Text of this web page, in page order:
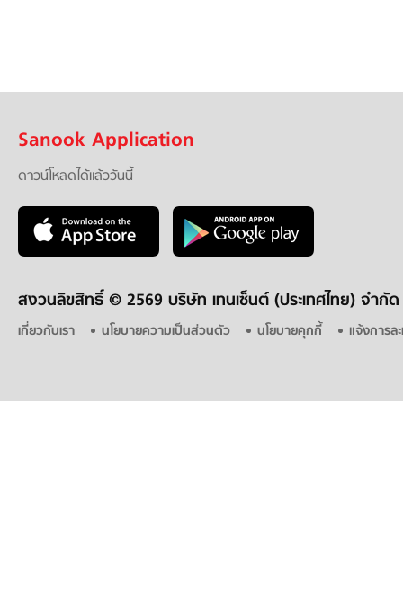
Sanook Application
ดาวน์โหลดได้แล้ววันนี้
สงวนลิขสิทธิ์ © 2569 บริษัท เทนเซ็นต์ (ประเทศไทย) จำกัด
เกี่ยวกับเรา นโยบายความเป็นส่วนตัว นโยบายคุกกี้ แจ้งการล